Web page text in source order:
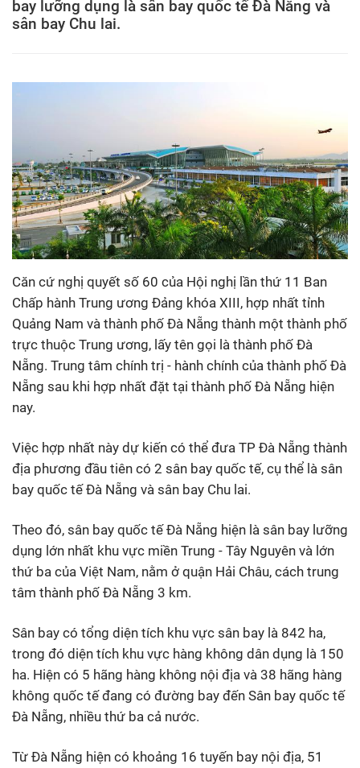
bay lưỡng dụng là sân bay quốc tế Đà Nẵng và
sân bay Chu lai.
Căn cứ nghị quyết số 60 của Hội nghị lần thứ 11 Ban
Chấp hành Trung ương Đảng khóa XIII, hợp nhất tỉnh
Quảng Nam và thành phố Đà Nẵng thành một thành phố
trực thuộc Trung ương, lấy tên gọi là thành phố Đà
Nẵng. Trung tâm chính trị - hành chính của thành phố Đà
Nẵng sau khi hợp nhất đặt tại thành phố Đà Nẵng hiện
nay.
Việc hợp nhất này dự kiến có thể đưa TP Đà Nẵng thành
địa phương đầu tiên có 2 sân bay quốc tế, cụ thể là sân
bay quốc tế Đà Nẵng và sân bay Chu lai.
Theo đó, sân bay quốc tế Đà Nẵng hiện là sân bay lưỡng
dụng lớn nhất khu vực miền Trung - Tây Nguyên và lớn
thứ ba của Việt Nam, nằm ở quận Hải Châu, cách trung
tâm thành phố Đà Nẵng 3 km.
Sân bay có tổng diện tích khu vực sân bay là 842 ha,
trong đó diện tích khu vực hàng không dân dụng là 150
ha. Hiện có 5 hãng hàng không nội địa và 38 hãng hàng
không quốc tế đang có đường bay đến Sân bay quốc tế
Đà Nẵng, nhiều thứ ba cả nước.
Từ Đà Nẵng hiện có khoảng 16 tuyến bay nội địa, 51